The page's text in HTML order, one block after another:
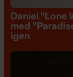
Daniel "Lone
med
igen